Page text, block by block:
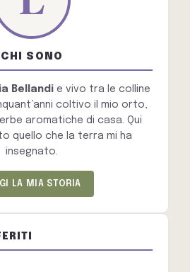
CHI SONO
Bellandi e vivo tra le colline
coltivo il mio orto,
aromatiche di casa. Qui
quello che la terra mi ha
insegnato.
LA MIA STORIA